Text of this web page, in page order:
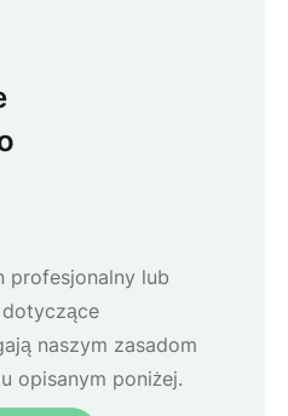
profesjonalny lub
dotyczące
naszym zasadom
opisanym poniżej.